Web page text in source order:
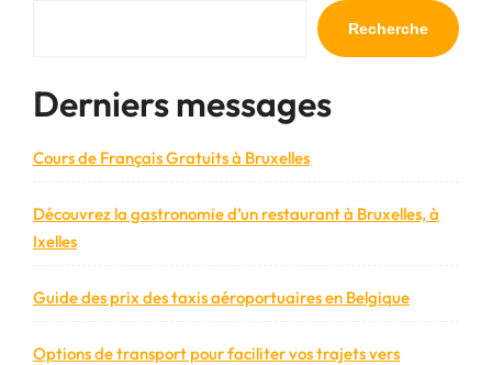
Recherche
Derniers messages
Cours de Français Gratuits à Bruxelles
Découvrez la gastronomie d’un restaurant à Bruxelles, à
Ixelles
Guide des prix des taxis aéroportuaires en Belgique
Options de transport pour faciliter vos trajets vers